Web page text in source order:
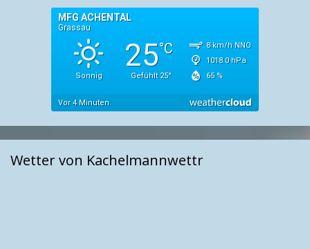
Wetter von Kachelmannwettr